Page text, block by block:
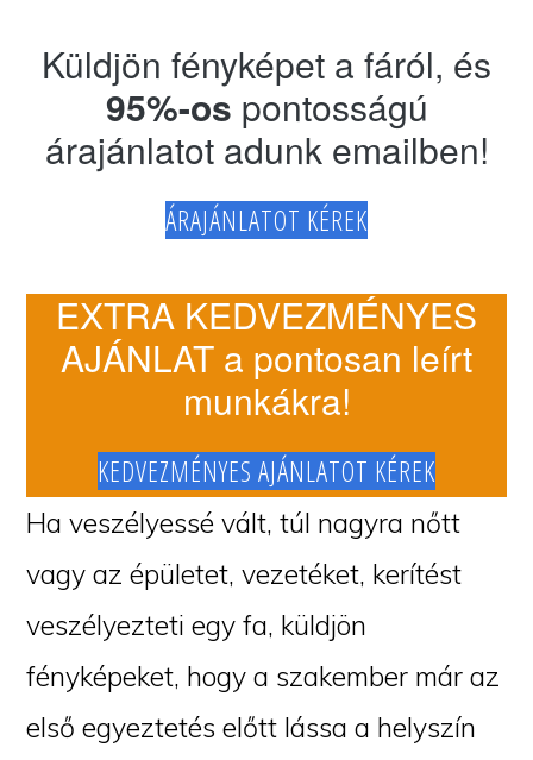
Küldjön fényképet a fáról, és
95%-os pontosságú
árajánlatot adunk emailben!
ÁRAJÁNLATOT KÉREK
EXTRA KEDVEZMÉNYES
AJÁNLAT a pontosan leírt
munkákra!
KEDVEZMÉNYES AJÁNLATOT KÉREK
Ha veszélyessé vált, túl nagyra nőtt
vagy az épületet, vezetéket, kerítést
veszélyezteti egy fa, küldjön
fényképeket, hogy a szakember már az
első egyeztetés előtt lássa a helyszín